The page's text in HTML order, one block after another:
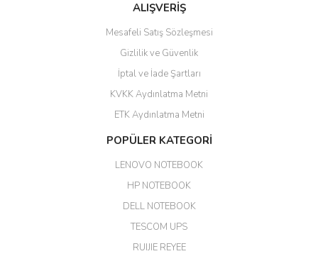
hızlı güvenli bir alışveriş oldu
Yalçın Kaya | 20/06/2026
ahmet yiğit | 29/04/2026
Aldığım ürün kapalı kutu teslim
edildi. Teşekkür ederim.
GÜRKAN KETHÜDAOĞLU |
ALIŞVERİŞ
Mesafeli Satış Sözleşmesi
Gizlilik ve Güvenlik
İptal ve İade Şartları
KVKK Aydınlatma Metni
ETK Aydınlatma Metni
POPÜLER KATEGORİ
LENOVO NOTEBOOK
HP NOTEBOOK
DELL NOTEBOOK
TESCOM UPS
RUIJIE REYEE